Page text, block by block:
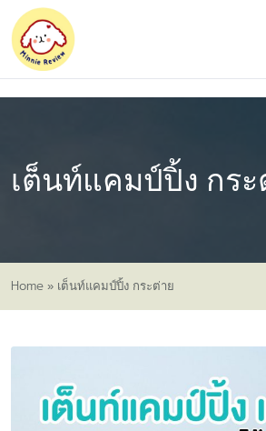
เต็นท์แคมป์ปิ้ง กระ
Home » เต็นท์แคมป์ปิ้ง กระต่าย